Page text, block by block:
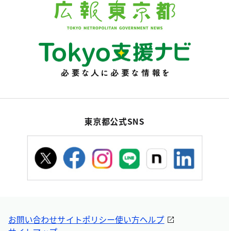
東京都公式SNS
お問い合わせサイトポリシー使い方ヘルプ